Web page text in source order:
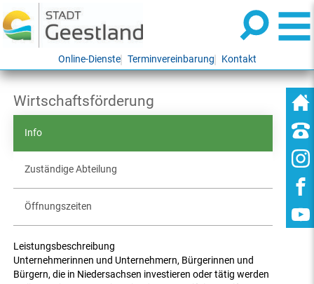
Online-Dienste Terminvereinbarung Kontakt
Wirtschaftsförderung
Info
Zuständige Abteilung
Öffnungszeiten
Leistungsbeschreibung
Unternehmerinnen und Unternehmern, Bürgerinnen und
Bürgern, die in Niedersachsen investieren oder tätig werden